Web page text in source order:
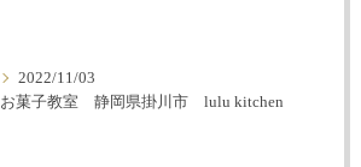
2022/11/03
お菓子教室 静岡県掛川市 lulu kitchen